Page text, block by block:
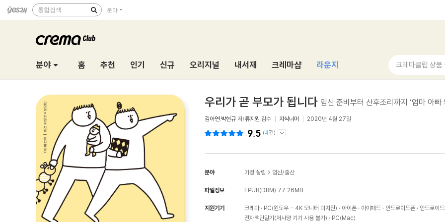
통합검색 분야
분야 홈 추천 인기 신규 오리지널 내서재 크레마샵 라운지 크레마클럽 상품
우리가 곧 부모가 됩니다 임신 준비부터 산후조리까지 ‘엄마 아빠
김아연,박현규 저/류지원 감수 지식너머 2020년 4월 27일
9.5 (4건)
분야 가정 살림 > 임신/출산
파일정보 EPUB(DRM) 77.26MB
지원기기 크레마 PC(윈도우 - 4K 모니터 미지원) 아이폰 아이패드 안드로이드폰
안드로이
전자책단말기(저사양 기기 사용 불가)
PC(Mac)